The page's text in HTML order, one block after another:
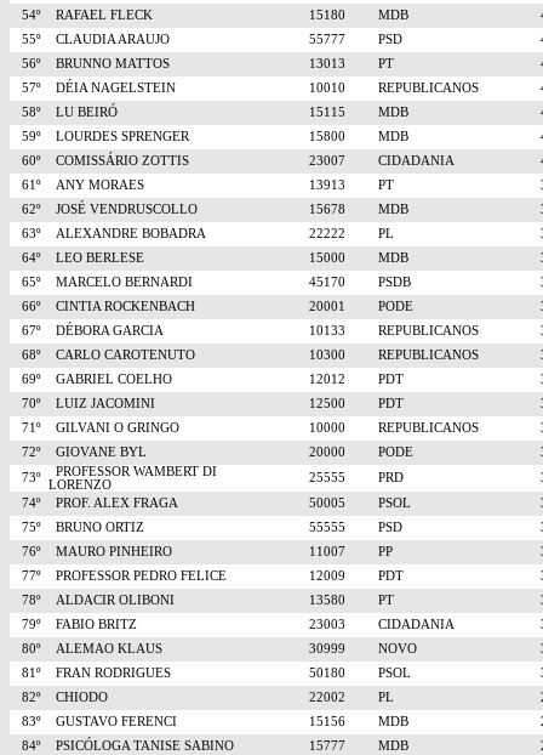
54º
RAFAEL FLECK 15180 MDB
55º
CLAUDIA ARAUJO 55777 PSD
56º
BRUNNO MATTOS 13013 PT
57º
DÉIA NAGELSTEIN 10010 REPUBLICANOS
58º
LU BEIRÓ 15115 MDB
59º
LOURDES SPRENGER 15800 MDB
60º
COMISSÁRIO ZOTTIS 23007 CIDADANIA
61º
ANY MORAES 13913 PT
62º
JOSÉ VENDRUSCOLLO 15678 MDB
63º
ALEXANDRE BOBADRA 22222 PL
64º
LEO BERLESE 15000 MDB
65º
MARCELO BERNARDI 45170 PSDB
66º
CINTIA ROCKENBACH 20001 PODE
67º
DÉBORA GARCIA 10133 REPUBLICANOS
68º
CARLO CAROTENUTO 10300 REPUBLICANOS
69º
GABRIEL COELHO 12012 PDT
70º
LUIZ JACOMINI 12500 PDT
71º
GILVANI O GRINGO 10000 REPUBLICANOS
72º
GIOVANE BYL 20000 PODE
73º
PROFESSOR WAMBERT DI
LORENZO
25555 PRD
74º
PROF. ALEX FRAGA 50005 PSOL
75º
BRUNO ORTIZ 55555 PSD
76º
MAURO PINHEIRO 11007 PP
77º
PROFESSOR PEDRO FELICE 12009 PDT
78º
ALDACIR OLIBONI 13580 PT
79º
FABIO BRITZ 23003 CIDADANIA
80º
ALEMAO KLAUS 30999 NOVO
81º
FRAN RODRIGUES 50180 PSOL
82º
CHIODO 22002 PL
83º
GUSTAVO FERENCI 15156 MDB
84º
PSICÓLOGA TANISE SABINO 15777 MDB